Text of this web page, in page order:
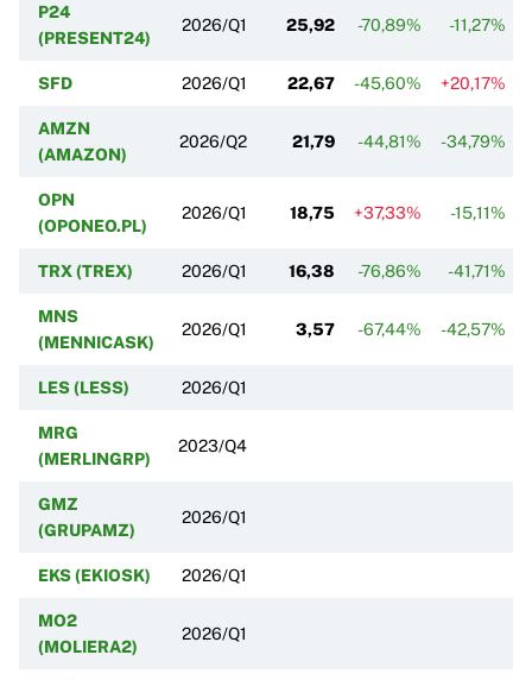
P24
(PRESENT24)
2026/Q1 25,92 -70,89% -11,27%
SFD 2026/Q1 22,67 -45,60% +20,17%
AMZN
(AMAZON)
2026/Q2 21,79 -44,81% -34,79%
OPN
(OPONEO.PL)
2026/Q1 18,75 +37,33% -15,11%
TRX (TREX) 2026/Q1 16,38 -76,86% -41,71%
MNS
(MENNICASK)
2026/Q1 3,57 -67,44% -42,57%
LES (LESS) 2026/Q1
MRG
(MERLINGRP)
2023/Q4
GMZ
(GRUPAMZ)
2026/Q1
EKS (EKIOSK) 2026/Q1
MO2
(MOLIERA2)
2026/Q1